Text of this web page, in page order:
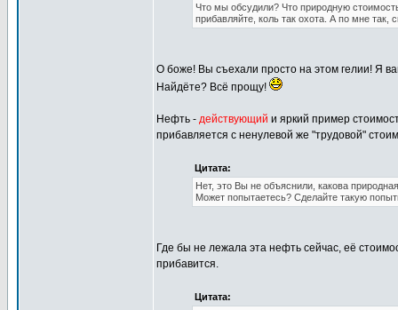
Что мы обсудили? Что природную
прибавляйте, коль так охота. А по мне так,
О боже! Вы съехали просто на этом гелии! Я
Найдёте? Всё прощу!
Нефть - действующий и яркий пример
прибавляется с ненулевой же "трудовой"
Цитата:
Нет, это Вы не объяснили, какова
Может попытаетесь? Сделайте такую
Где бы не лежала эта нефть сейчас, её
прибавится.
Цитата: